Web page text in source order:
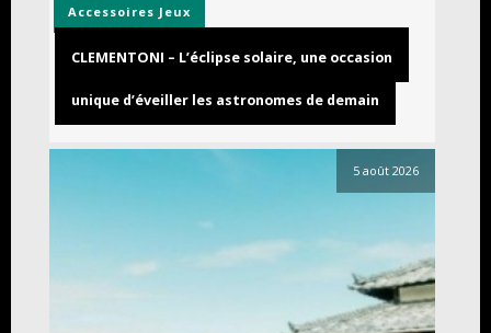
Accessoires Jeux
CLEMENTONI – L’éclipse solaire, une occasion
unique d’éveiller les astronomes de demain
5 août 2026